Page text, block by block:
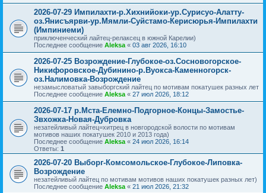
2026-07-29 Импилахти-р.Хихнийоки-ур.Сурисуо-Алатту-
оз.Янисъярви-ур.Мямли-Суйстамо-Керисюрья-Импилахти
(Импиниеми)
приключенческий лайтец-релаксец в южной Карелии)
Последнее сообщение Aleksa « 03 авг 2026, 16:10
2026-07-25 Возрождение-Глубокое-оз.Сосновогорское-
Никифоровское-Дубинино-р.Вуокса-Каменногорск-
оз.Налимовка-Возрождение
незамысловатый завыборгский лайтец по мотивам покатушек разных лет
Последнее сообщение Aleksa « 27 июл 2026, 18:12
2026-07-17 р.Мста-Елемно-Подгорное-Концы-Замостье-
Звхожка-Новая-Дубровка
незатейливый лайтец=хитрец в новгородской волости по мотивам
мотивов наших покатушек 2010 и 2013 года)
Последнее сообщение Aleksa « 24 июл 2026, 16:14
Ответы: 1
2026-07-20 Выборг-Комсомольское-Глубокое-Липовка-
Возрождение
незатейливый лайтец по мотивам мотивов наших покатушек разных лет)
Последнее сообщение Aleksa « 21 июл 2026, 21:32